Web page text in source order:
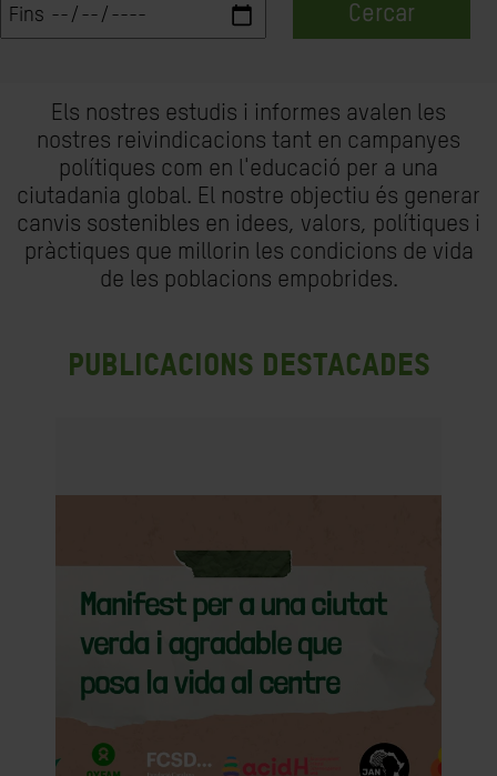
Cercar
Els nostres estudis i informes avalen les
nostres reivindicacions tant en campanyes
polítiques com en l'educació per a una
ciutadania global. El nostre objectiu és generar
canvis sostenibles en idees, valors, polítiques i
pràctiques que millorin les condicions de vida
de les poblacions empobrides.
Publicacions destacades